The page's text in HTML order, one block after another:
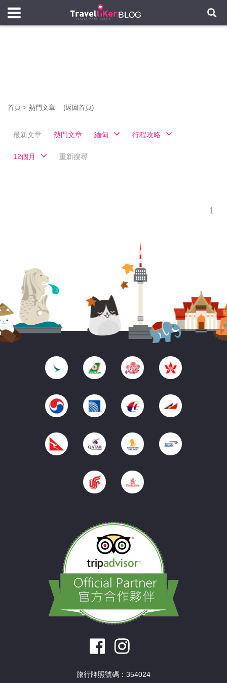
首頁 > 熱門文章 (返回首頁)
最新文章 熱門文章 緬甸 行程攻略
12個月 重新搜尋
1
旅行牌照號碼：354024